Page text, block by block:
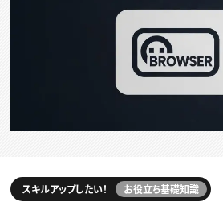
クリエイター求人を探す
採用説明会
スキルアップしたい！
スキルアップしたい！ お役立ち基礎知識